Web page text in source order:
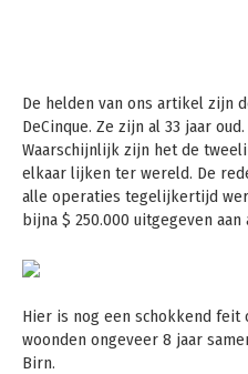
De helden van ons artikel zijn
DeCinque. Ze zijn al 33 jaar oud.
Waarschijnlijk zijn het de
elkaar lijken ter wereld. De
alle operaties tegelijkertijd
bijna $ 250.000 uitgegeven
Hier is nog een schokkend feit
woonden ongeveer 8 jaar
Birn.